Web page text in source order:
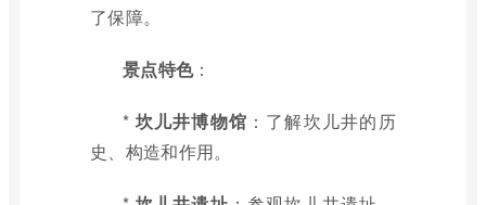
了保障。
景点特色：
* 坎儿井博物馆 ：了解坎儿井的历
史、构造和作用。